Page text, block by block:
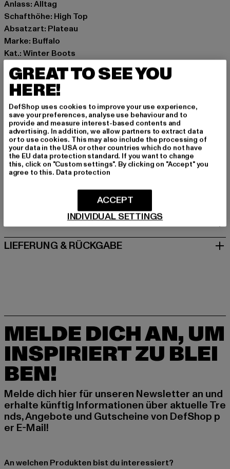
Anlass: Alltag
Schafthöhe: High Top
Absatzart: Plateau
Marke: Buffalo
Kat.: Winter Boots
Farbe: schwarz
Hersteller Farbe: black
Obermaterial: Leder
Innenfutter: Textil
Art.Nr: 1170175-00007
Hersteller: Buffalo Boots GmbH |service-de@buffalo-
boots.com
Schanzenstraße 41 | 51063 Köln | DE
GRÖSSE & PASSFORM
PFLEGEHINWEISE
LIEFERUNG & RÜCKGABE
MELDE DICH AN, UM
INSPIRIERT ZU BLEI
BEN!
Melde dich hier für unseren Newsletter an und
erhalte künftig Informationen über aktuelle Tre
nds, Angebote und Gutscheine von DefShop p
er E-Mail!
An welchen Produkten bist du interessiert?
GREAT TO SEE YOU
HERE!
DefShop uses cookies to improve your use experience,
save your preferences, analyse use behaviour and to
provide and measure interest-based contents and
advertising. In addition, we allow partners to extract data
or to use cookies. This may also include the processing of
your data in the USA or other countries which do not have
the EU data protection standard. If you want to change
this, click on "Custom settings". By clicking on "Accept" you
agree to this. Data protection
INDIVIDUAL SETTINGS
ACCEPT